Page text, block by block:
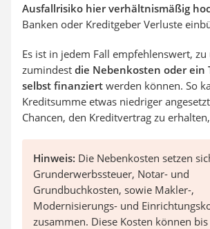
Ausfallrisiko hier verhältnismäßig
Banken oder Kreditgeber Verluste
Es ist in jedem Fall empfehlenswert,
zumindest die Nebenkosten oder ein
selbst finanziert werden können. So
Kreditsumme etwas niedriger
Chancen, den Kreditvertrag zu
Hinweis: Die Nebenkosten setzen
Grunderwerbssteuer, Notar- und
Grundbuchkosten, sowie Makler-,
Modernisierungs- und
zusammen. Diese Kosten können